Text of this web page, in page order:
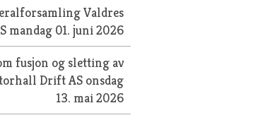
Valdres
mandag 01. juni 2026
fusjon og sletting av
Drift AS onsdag
13. mai 2026